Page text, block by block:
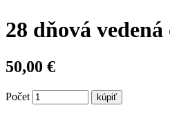
28 dňová vedená
50,00 €
Počet